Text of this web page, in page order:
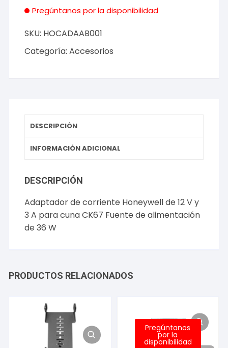
Pregúntanos por la disponibilidad
SKU: HOCADAAB001
Categoría:Accesorios
DESCRIPCIÓN
INFORMACIÓN ADICIONAL
DESCRIPCIÓN
Adaptador de corriente Honeywell de 12 V y
3 A para cuna CK67 Fuente de alimentación
de 36 W
PRODUCTOS RELACIONADOS
Pregúntanos
por la
disponibilidad